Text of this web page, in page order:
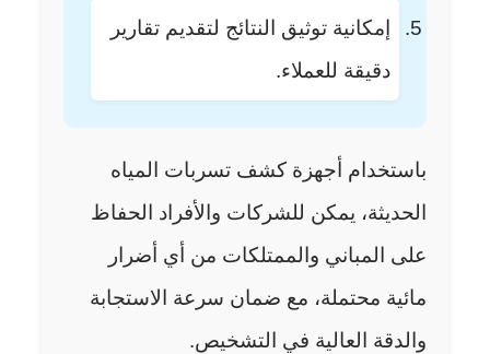
إمكانية توثيق النتائج لتقديم تقارير
دقيقة للعملاء.
باستخدام أجهزة كشف تسربات المياه
الحديثة، يمكن للشركات والأفراد الحفاظ
على المباني والممتلكات من أي أضرار
مائية محتملة، مع ضمان سرعة الاستجابة
والدقة العالية في التشخيص.